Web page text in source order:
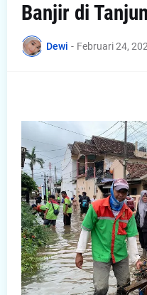
Banjir di
Dewi - Februari 24,